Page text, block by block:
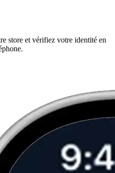
store et vérifiez votre identité en